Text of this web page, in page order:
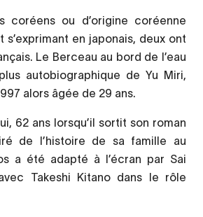
coréens ou d’origine coréenne
s’exprimant en japonais, deux ont
Le Berceau au bord de l’eau
autobiographique de Yu Miri,
alors âgée de 29 ans.
62 ans lorsqu’il sortit son roman
de l’histoire de sa famille au
a été adapté à l’écran par Sai
Takeshi Kitano dans le rôle